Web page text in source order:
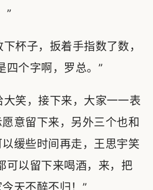
”
杯子，扳着手指数了数，
四个字啊，罗总。”
笑，接下来，大家一一表
意留下来，另外三个也和
缓些时间再走，王思宇笑
可以留下来喝酒，来，把